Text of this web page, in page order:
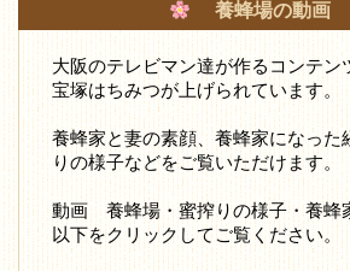
養蜂場の動画
大阪のテレビマン達が作るコンテン
宝塚はちみつが上げられています。
養蜂家と妻の素顔、養蜂家になった
りの様子などをご覧いただけます。
動画 養蜂場・蜜搾りの様子・養蜂
以下をクリックしてご覧ください。